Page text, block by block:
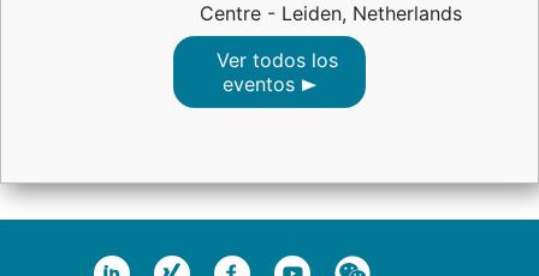
Centre - Leiden, Netherlands
Ver todos los
eventos